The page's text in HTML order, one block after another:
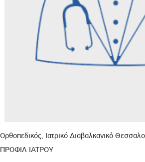
Ορθοπεδικός, Ιατρικό Διαβαλκανικό
ΠΡΟΦΙΛ ΙΑΤΡΟΥ